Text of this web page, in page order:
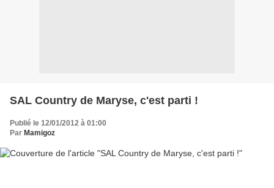
SAL Country de Maryse, c'est parti !
Publié le 12/01/2012 à 01:00
Par Mamigoz